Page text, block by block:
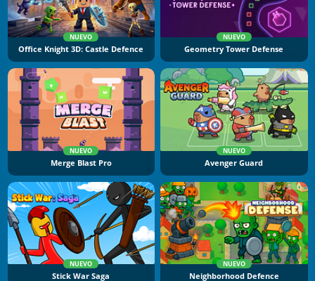
NUEVO
Office Knight 3D: Castle Defence
NUEVO
Geometry Tower Defense
NUEVO
Merge Blast Pro
NUEVO
Avenger Guard
NUEVO
Stick War Saga
NUEVO
Neighborhood Defence